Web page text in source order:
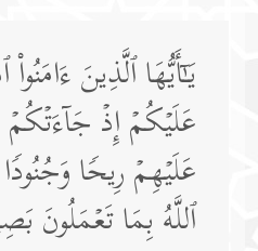
یَـٰۤأَیُّهَا ٱلَّذِینَ
عَلَیۡكُمۡ إِذۡ جَاۤءَتۡكُمۡ
عَلَیۡهِمۡ رِیحࣰا
ٱللَّهُ بِمَا تَعۡمَلُونَ